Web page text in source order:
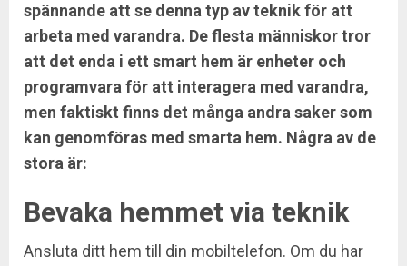
spännande att se denna typ av teknik för att
arbeta med varandra. De flesta människor tror
att det enda i ett smart hem är enheter och
programvara för att interagera med varandra,
men faktiskt finns det många andra saker som
kan genomföras med smarta hem. Några av de
stora är:
Bevaka hemmet via teknik
Ansluta ditt hem till din mobiltelefon. Om du har